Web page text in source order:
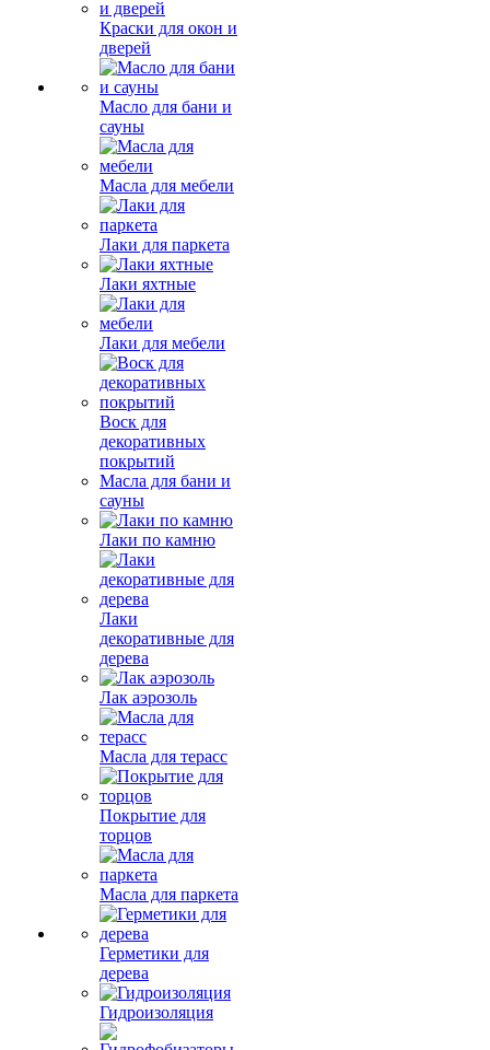
Краски для окон и
дверей
Масло для бани и
сауны
Масла для мебели
Лаки для паркета
Лаки яхтные
Лаки для мебели
Воск для
декоративных
покрытий
Масла для бани и
сауны
Лаки по камню
Лаки
декоративные для
дерева
Лак аэрозоль
Масла для терасс
Покрытие для
торцов
Масла для паркета
Герметики для
дерева
Гидроизоляция